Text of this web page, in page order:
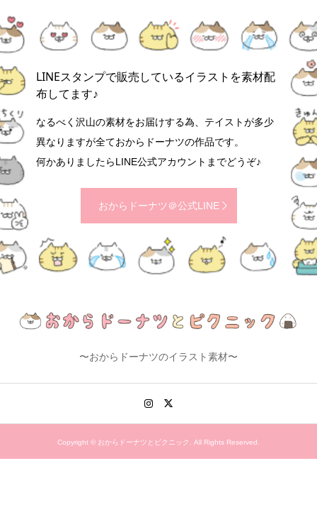
LINEスタンプで販売しているイラストを素材配
布してます♪
なるべく沢山の素材をお届けする為、テイストが多少
異なりますが全ておからドーナツの作品です。
何かありましたらLINE公式アカウントまでどうぞ♪
おからドーナツ＠公式LINE
〜おからドーナツのイラスト素材〜
Copyright © おからドーナツとピクニック. All Rights Reserved.